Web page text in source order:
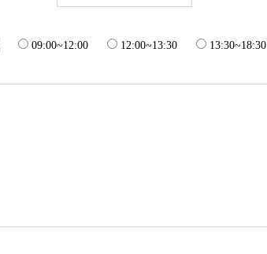
09:00~12:00 12:00~13:30 13:30~18:30